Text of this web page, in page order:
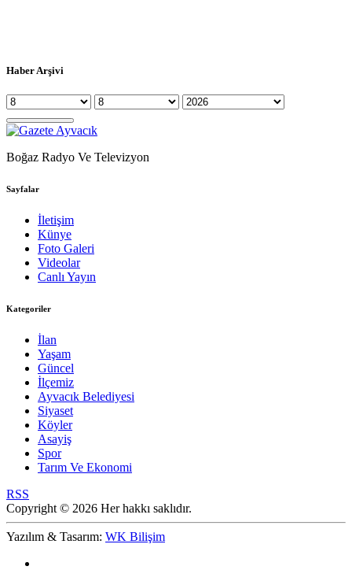
Haber Arşivi
Boğaz Radyo Ve Televizyon
Sayfalar
İletişim
Künye
Foto Galeri
Videolar
Canlı Yayın
Kategoriler
İlan
Yaşam
Güncel
İlçemiz
Ayvacık Belediyesi
Siyaset
Köyler
Asayiş
Spor
Tarım Ve Ekonomi
RSS
Copyright © 2026 Her hakkı saklıdır.
Yazılım & Tasarım: WK Bilişim